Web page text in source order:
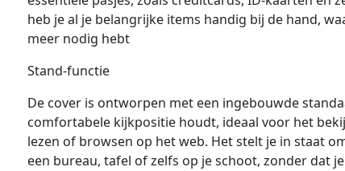
heb je al je belangrijke items handig bij de hand,
meer nodig hebt
Stand-functie
De cover is ontworpen met een ingebouwde
comfortabele kijkpositie houdt, ideaal voor het
lezen of browsen op het web. Het stelt je in staat
een bureau, tafel of zelfs op je schoot, zonder dat